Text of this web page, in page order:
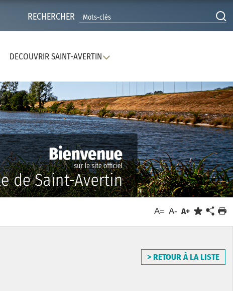
RECHERCHER
DECOUVRIR SAINT-AVERTIN
A= A- A+
> RETOUR À LA LISTE